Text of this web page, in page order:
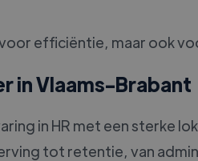
efficiëntie, maar ook
in Vlaams-Brabant
in HR met een sterke
tot retentie, van